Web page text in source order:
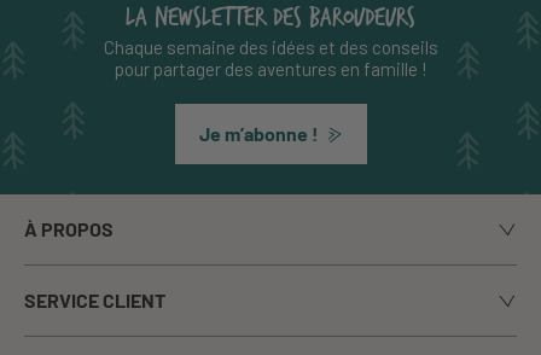
LA NEWSLETTER DES BAROUDEURS
Chaque semaine des idées et des conseils
pour partager des aventures en famille !
Je m’abonne !
À PROPOS
Notre histoire
Le blog
Nos marques
SERVICE CLIENT
Livraison